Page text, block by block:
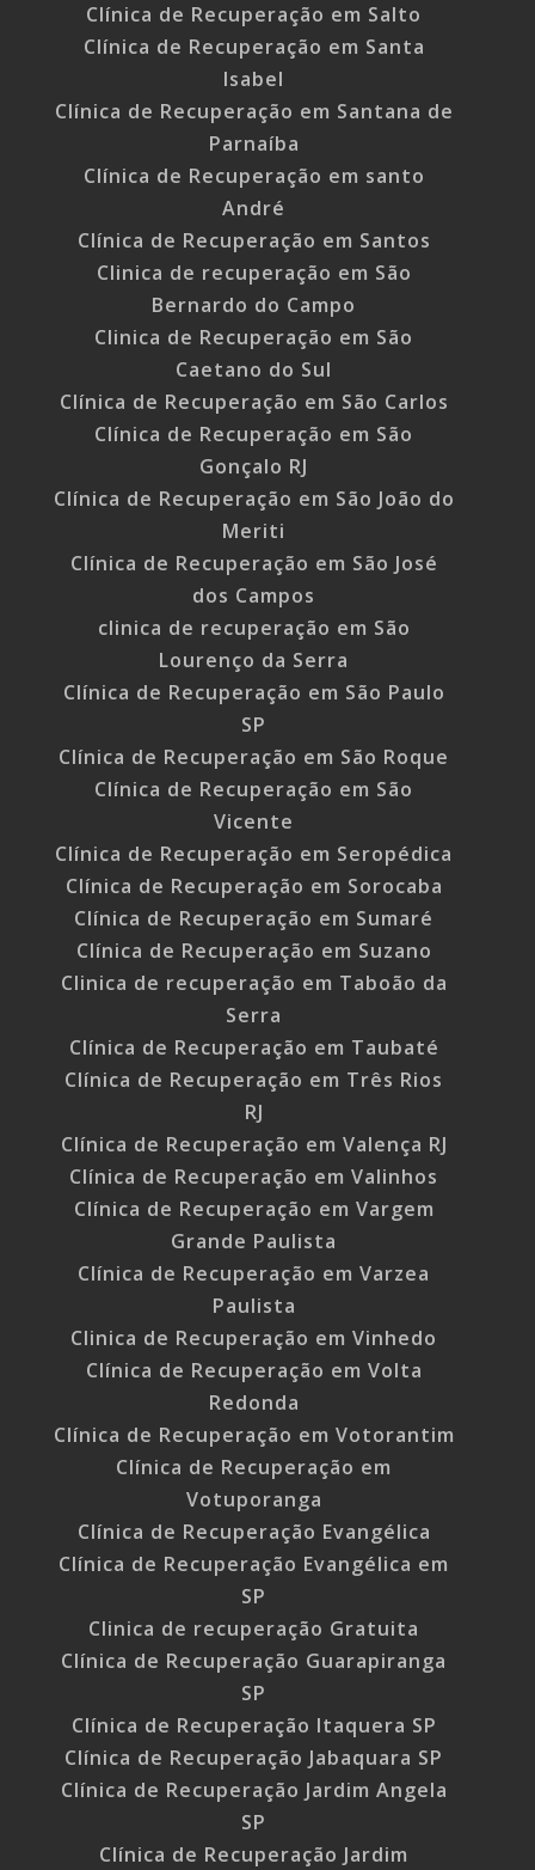
Clínica de Recuperação em Salto
Clínica de Recuperação em Santa
Isabel
Clínica de Recuperação em Santana de
Parnaíba
Clínica de Recuperação em santo
André
Clínica de Recuperação em Santos
Clinica de recuperação em São
Bernardo do Campo
Clinica de Recuperação em São
Caetano do Sul
Clínica de Recuperação em São Carlos
Clínica de Recuperação em São
Gonçalo RJ
Clínica de Recuperação em São João do
Meriti
Clínica de Recuperação em São José
dos Campos
clinica de recuperação em São
Lourenço da Serra
Clínica de Recuperação em São Paulo
SP
Clínica de Recuperação em São Roque
Clínica de Recuperação em São
Vicente
Clínica de Recuperação em Seropédica
Clínica de Recuperação em Sorocaba
Clínica de Recuperação em Sumaré
Clínica de Recuperação em Suzano
Clinica de recuperação em Taboão da
Serra
Clínica de Recuperação em Taubaté
Clínica de Recuperação em Três Rios
RJ
Clínica de Recuperação em Valença RJ
Clínica de Recuperação em Valinhos
Clínica de Recuperação em Vargem
Grande Paulista
Clínica de Recuperação em Varzea
Paulista
Clinica de Recuperação em Vinhedo
Clínica de Recuperação em Volta
Redonda
Clínica de Recuperação em Votorantim
Clínica de Recuperação em
Votuporanga
Clínica de Recuperação Evangélica
Clínica de Recuperação Evangélica em
SP
Clinica de recuperação Gratuita
Clínica de Recuperação Guarapiranga
SP
Clínica de Recuperação Itaquera SP
Clínica de Recuperação Jabaquara SP
Clínica de Recuperação Jardim Angela
SP
Clínica de Recuperação Jardim